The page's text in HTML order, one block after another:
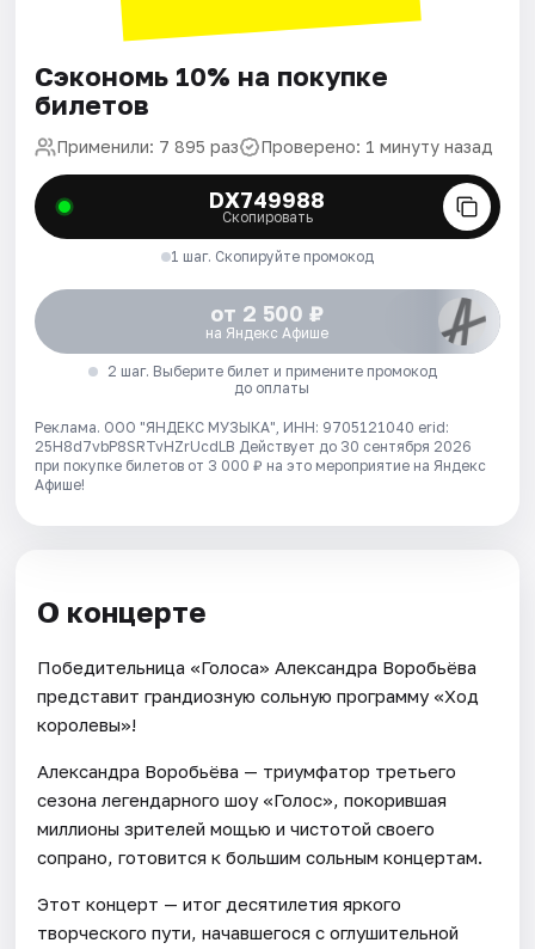
Сэкономь 10% на покупке
билетов
Применили: 7 895 раз Проверено: 1 минуту назад
DX749988
Скопировать
1 шаг. Скопируйте промокод
от 2 500 ₽
на Яндекс Афише
2 шаг. Выберите билет и примените промокод
до оплаты
Реклама. ООО "ЯНДЕКС МУЗЫКА", ИНН: 9705121040 erid:
25H8d7vbP8SRTvHZrUcdLB Действует до 30 сентября 2026
при покупке билетов от 3 000 ₽ на это мероприятие на Яндекс
Афише!
О концерте
Победительница «Голоса» Александра Воробьёва
представит грандиозную сольную программу «Ход
королевы»!
Александра Воробьёва — триумфатор третьего
сезона легендарного шоу «Голос», покорившая
миллионы зрителей мощью и чистотой своего
сопрано, готовится к большим сольным концертам.
Этот концерт — итог десятилетия яркого
творческого пути, начавшегося с оглушительной